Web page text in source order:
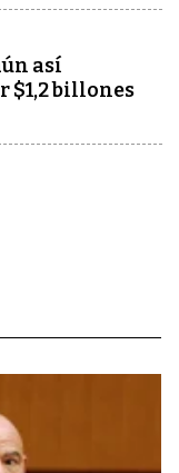
así
$1,2 billones